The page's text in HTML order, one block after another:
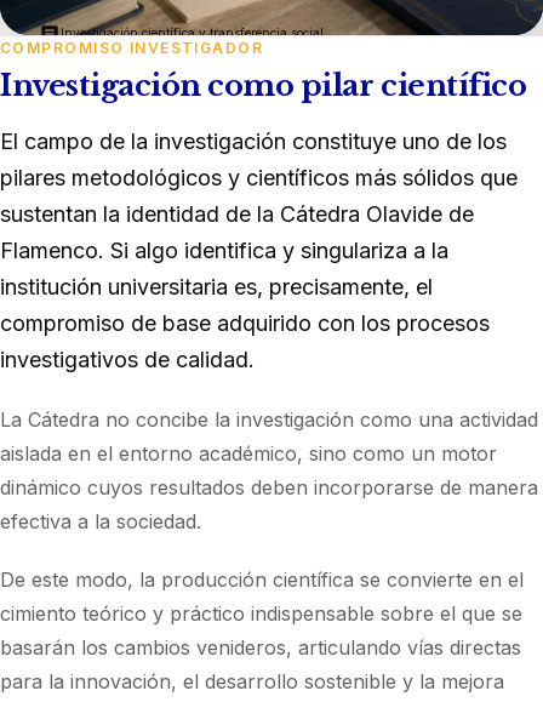
Investigación científica y transferencia social
COMPROMISO INVESTIGADOR
Investigación como pilar científico
El campo de la investigación constituye uno de los
pilares metodológicos y científicos más sólidos que
sustentan la identidad de la Cátedra Olavide de
Flamenco. Si algo identifica y singulariza a la
institución universitaria es, precisamente, el
compromiso de base adquirido con los procesos
investigativos de calidad.
La Cátedra no concibe la investigación como una actividad
aislada en el entorno académico, sino como un motor
dinámico cuyos resultados deben incorporarse de manera
efectiva a la sociedad.
De este modo, la producción científica se convierte en el
cimiento teórico y práctico indispensable sobre el que se
basarán los cambios venideros, articulando vías directas
para la innovación, el desarrollo sostenible y la mejora